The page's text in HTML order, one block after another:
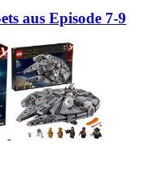
aus Episode 7-9